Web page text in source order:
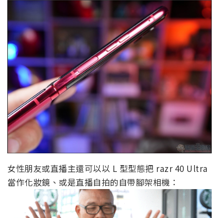
女性朋友或直播主還可以以 L 型型態把 razr 40 Ultra
當作化妝鏡、或是直播自拍的自帶腳架相機：